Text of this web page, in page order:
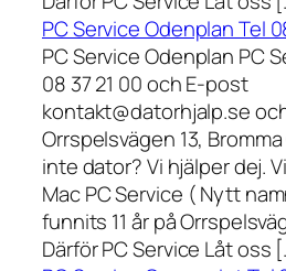
PC Service Odenplan Tel
PC Service Odenplan PC
08 37 21 00 och E-post
kontakt@datorhjalp.se
Orrspelsvägen 13,
inte dator? Vi hjälper dej.
Mac PC Service ( Nytt
funnits 11 år på
Därför PC Service Låt oss